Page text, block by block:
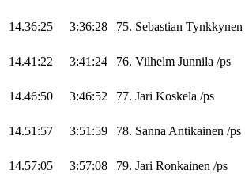
14.36:25 3:36:28 75. Sebastian Tynkkynen
14.41:22 3:41:24 76. Vilhelm Junnila /ps
14.46:50 3:46:52 77. Jari Koskela /ps
14.51:57 3:51:59 78. SannaAntikainen /ps
14.57:05 3:57:08 79. Jari Ronkainen /ps